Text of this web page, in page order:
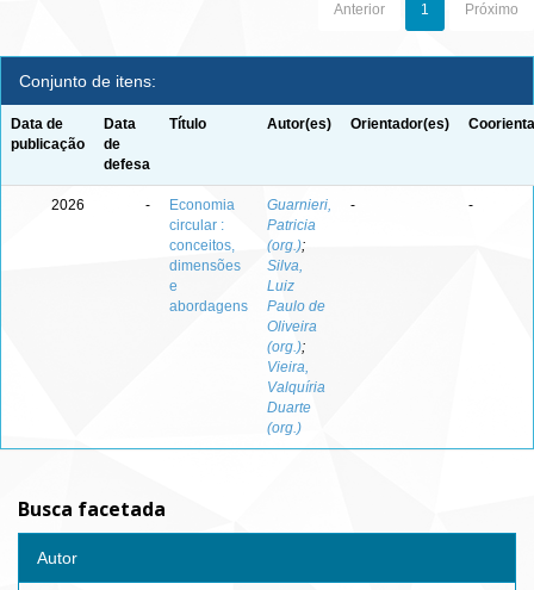
Anterior 1 Próximo
Conjunto de itens:
Data de
publicação
Data
de
defesa
Título Autor(es) Orientador(es)
2026 -
Economia
circular :
conceitos,
dimensões
e
abordagens
Guarnieri,
Patricia
(org.);
Silva,
Luiz
Paulo de
Oliveira
(org.);
Vieira,
Valquíria
Duarte
(org.)
- -
Busca facetada
Autor